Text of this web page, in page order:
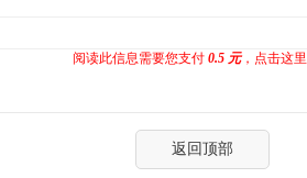
阅读此信息需要您支付 0.5 元，点击这
返回顶部